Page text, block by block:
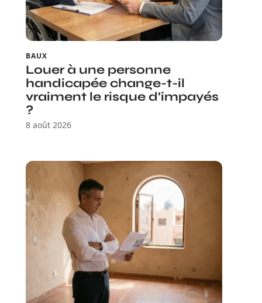
BAUX
Louer à une personne
handicapée change-t-il
vraiment le risque d’impayés
?
8 août 2026